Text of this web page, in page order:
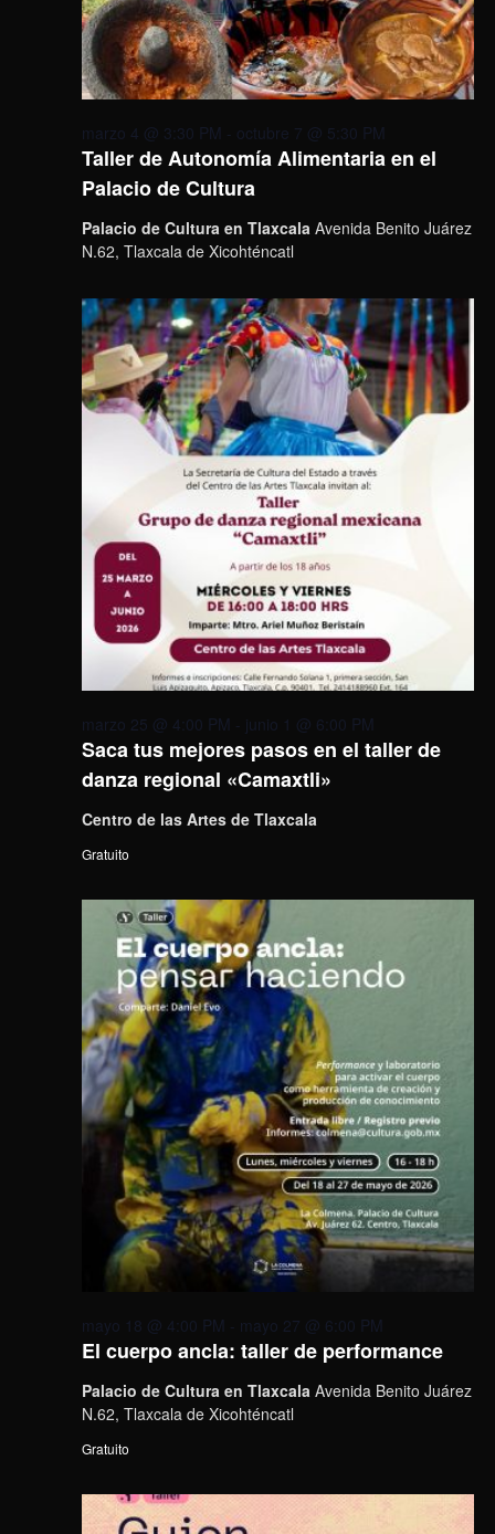
Taller de Autonomía Alimentaria en el
Palacio de Cultura
marzo 4 @ 3:30 PM - octubre 7 @ 5:30 PM
Palacio de Cultura en Tlaxcala Avenida Benito Juárez
N.62, Tlaxcala de Xicohténcatl
Saca tus mejores pasos en el taller de
danza regional «Camaxtli»
marzo 25 @ 4:00 PM - junio 1 @ 6:00 PM
Centro de las Artes de Tlaxcala
Gratuito
El cuerpo ancla: taller de performance
mayo 18 @ 4:00 PM - mayo 27 @ 6:00 PM
Palacio de Cultura en Tlaxcala Avenida Benito Juárez
N.62, Tlaxcala de Xicohténcatl
Gratuito